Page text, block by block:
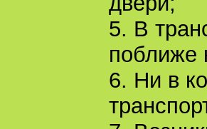
5. В
поближе
6. Ни в